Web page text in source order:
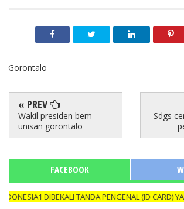
Gorontalo
« PREV
Wakil presiden bem
unisan gorontalo
Sdgs
FACEBOOK
DIBEKALI TANDA PENGENAL (ID CARD) YANG